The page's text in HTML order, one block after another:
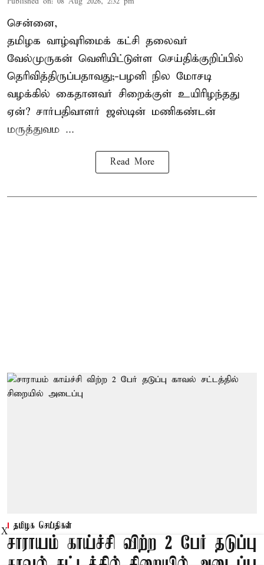
சென்னை,
தமிழக வாழ்வுரிமைக் கட்சி தலைவர்
வேல்முருகன் வெளியிட்டுள்ள செய்திக்குறிப்பில்
தெரிவித்திருப்பதாவது;-பழனி நில மோசடி
வழக்கில் கைதானவர் சிறைக்குள் உயிரிழந்தது
ஏன்? சார்பதிவாளர் ஜஸ்டின் மணிகண்டன்
மருத்துவம ...
Read More
தமிழக செய்திகள்
சாராயம் காய்ச்சி விற்ற 2 பேர் தடுப்பு
X